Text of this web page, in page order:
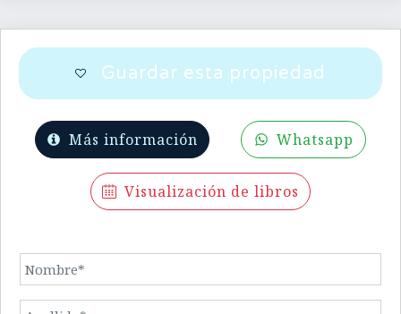
Guardar esta propiedad
Más información Whatsapp
Visualización de libros